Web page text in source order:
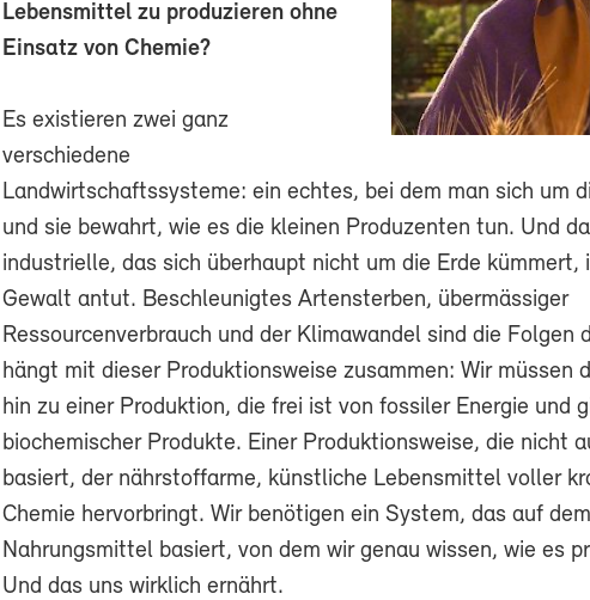
Lebensmittel zu produzieren ohne
Einsatz von Chemie?
Es existieren zwei ganz
verschiedene
Landwirtschaftssysteme: ein echtes, bei dem man sich um
und sie bewahrt, wie es die kleinen Produzenten tun. Und
industrielle, das sich überhaupt nicht um die Erde kümmert,
Gewalt antut. Beschleunigtes Artensterben, übermässiger
Ressourcenverbrauch und der Klimawandel sind die Folgen
hängt mit dieser Produktionsweise zusammen: Wir müssen
hin zu einer Produktion, die frei ist von fossiler Energie und
biochemischer Produkte. Einer Produktionsweise, die nicht
basiert, der nährstoffarme, künstliche Lebensmittel voller
Chemie hervorbringt. Wir benötigen ein System, das auf
Nahrungsmittel basiert, von dem wir genau wissen, wie es
Und das uns wirklich ernährt.